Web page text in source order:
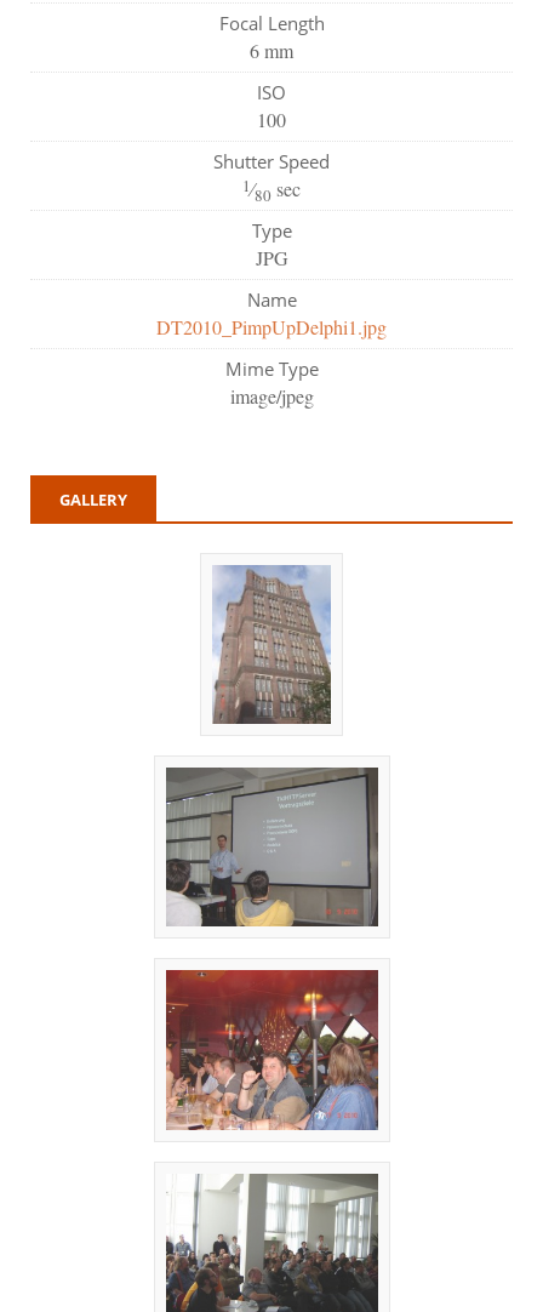
Focal Length
6 mm
ISO
100
Shutter Speed
1⁄80 sec
Type
JPG
Name
DT2010_PimpUpDelphi1.jpg
Mime Type
image/jpeg
GALLERY